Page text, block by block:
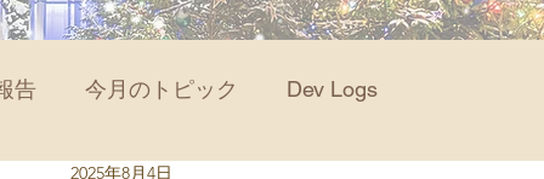
告 今月のトピック Dev Logs
2025年8月4日